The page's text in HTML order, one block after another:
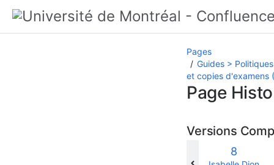
Pages
Guides >
et copies d'examens
Page
Versions
Old
8